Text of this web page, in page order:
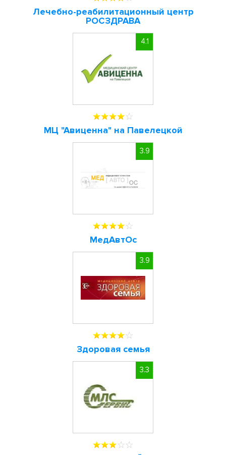
Лечебно-реабилитационный центр
РОСЗДРАВА
4.1
МЦ "Авиценна" на Павелецкой
3.9
МедАвтОс
3.9
Здоровая семья
3.3